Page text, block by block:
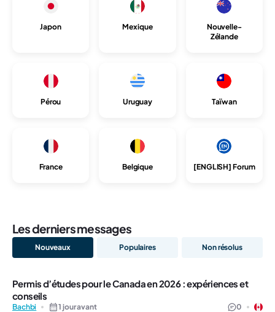
Japon Mexique
Nouvelle-
Zélande
Pérou Uruguay Taïwan
France Belgique [ENGLISH] Forum
Les derniers messages
Nouveaux Populaires Non résolus
Permis d’études pour le Canada en 2026 : expériences et
conseils
Bachbi 1 jour avant 0